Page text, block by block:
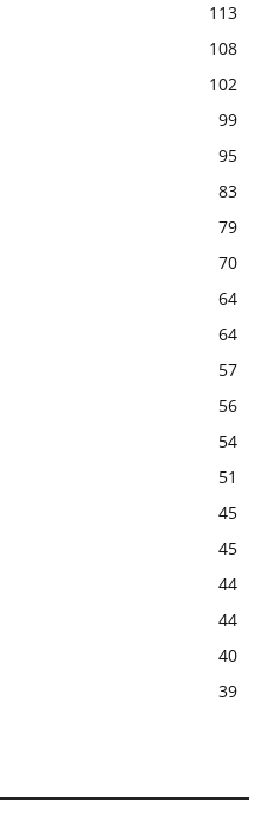
113
108
102
99
95
83
79
70
64
64
57
56
54
51
45
45
44
44
40
39